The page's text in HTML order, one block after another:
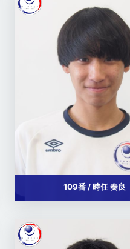
109番 / 時任 奏良